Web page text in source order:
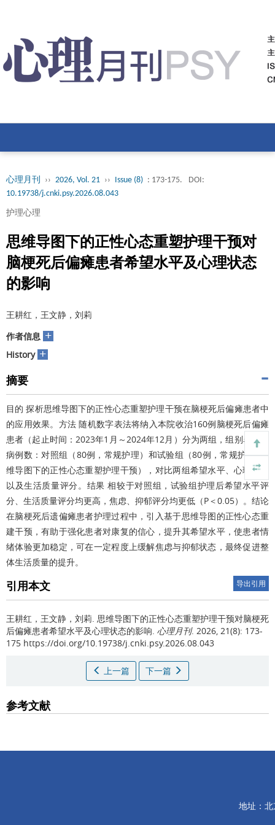
心理月刊 ›› 2026, Vol. 21 ›› Issue (8) : 173-175.
DOI:
10.19738/j.cnki.psy.2026.08.043
护理心理
思维导图下的正性心态重塑护理干预对
脑梗死后偏瘫患者希望水平及心理状态
的影响
王耕红，王文静，刘莉
作者信息 +
History +
摘要
目的 探析思维导图下的正性心态重塑护理干预在脑梗死后偏瘫患者中
的应用效果。方法 随机数字表法将纳入本院收治160例脑梗死后偏瘫
患者（起止时间：2023年1月～2024年12月）分为两组，组别名称和
病例数：对照组（80例，常规护理）和试验组（80例，常规护理+思
维导图下的正性心态重塑护理干预），对比两组希望水平、心理状态
以及生活质量评分。结果 相较于对照组，试验组护理后希望水平评
分、生活质量评分均更高，焦虑、抑郁评分均更低（P＜0.05）。结论
在脑梗死后遗偏瘫患者护理过程中，引入基于思维导图的正性心态重
建干预，有助于强化患者对康复的信心，提升其希望水平，使患者情
绪体验更加稳定，可在一定程度上缓解焦虑与抑郁状态，最终促进整
体生活质量的提升。
引用本文 导出引用
王耕红，王文静，刘莉. 思维导图下的正性心态重塑护理干预对脑梗死
后偏瘫患者希望水平及心理状态的影响. 心理月刊. 2026, 21(8): 173-
175 https://doi.org/10.19738/j.cnki.psy.2026.08.043
上一篇 下一篇
参考文献
地址：